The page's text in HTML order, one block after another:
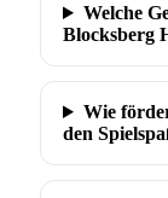
Welche
Blocksberg
Wie
den